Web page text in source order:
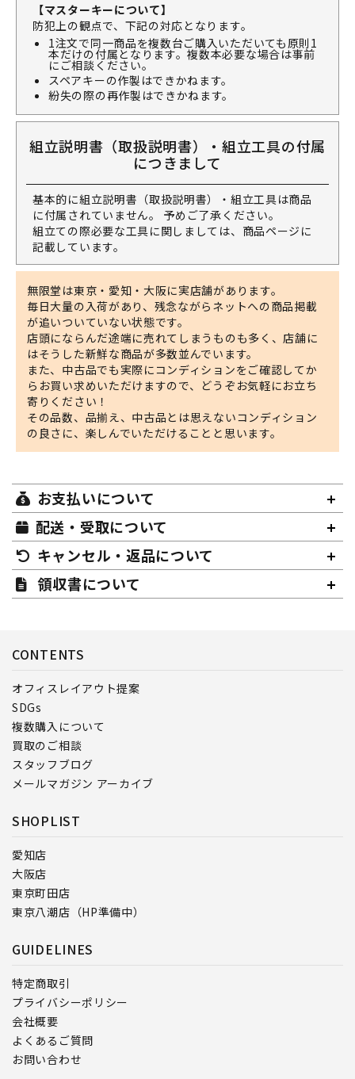
【マスターキーについて】
防犯上の観点で、下記の対応となります。
1注文で同一商品を複数台ご購入いただいても原則1
本だけの付属となります。複数本必要な場合は事前
にご相談ください。
スペアキーの作製はできかねます。
紛失の際の再作製はできかねます。
組立説明書（取扱説明書）・組立工具の付属
につきまして
基本的に組立説明書（取扱説明書）・組立工具は商品
に付属されていません。 予めご了承ください。
組立ての際必要な工具に関しましては、商品ページに
記載しています。
無限堂は東京・愛知・大阪に実店舗があります。
毎日大量の入荷があり、残念ながらネットへの商品掲載
が追いついていない状態です。
店頭にならんだ途端に売れてしまうものも多く、店舗に
はそうした新鮮な商品が多数並んでいます。
また、中古品でも実際にコンディションをご確認してか
らお買い求めいただけますので、どうぞお気軽にお立ち
寄りください！
その品数、品揃え、中古品とは思えないコンディション
の良さに、楽しんでいただけることと思います。
お支払いについて
配送・受取について
キャンセル・返品について
領収書について
CONTENTS
オフィスレイアウト提案
SDGs
複数購入について
買取のご相談
スタッフブログ
メールマガジン アーカイブ
SHOPLIST
愛知店
大阪店
東京町田店
東京八潮店（HP準備中）
GUIDELINES
特定商取引
プライバシーポリシー
会社概要
よくあるご質問
お問い合わせ